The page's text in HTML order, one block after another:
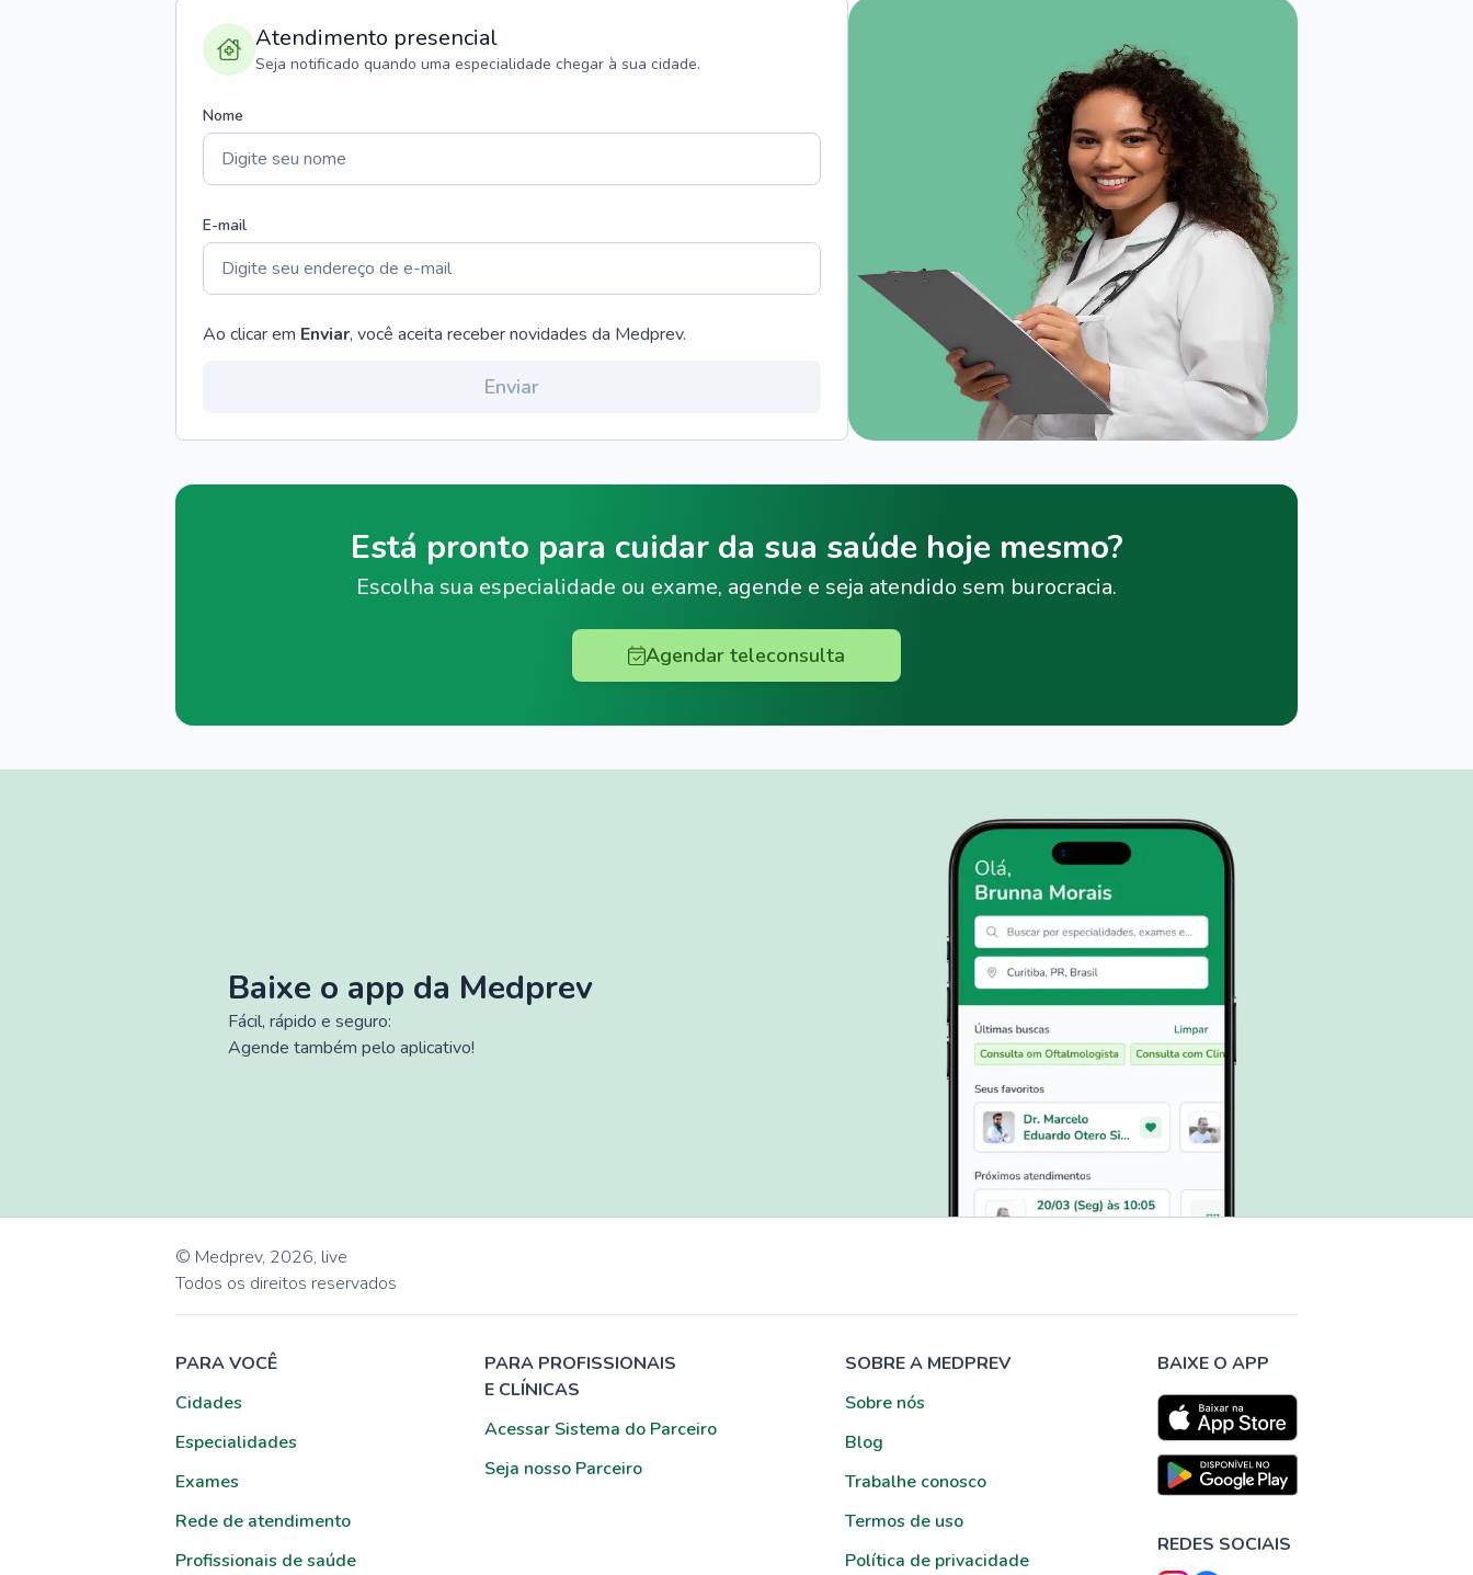
Atendimento presencial
Seja notificado quando uma especialidade chegar à sua cidade.
Nome
E-mail
Ao clicar em Enviar, você aceita receber novidades da Medprev.
Enviar
Está pronto para cuidar da sua saúde hoje mesmo?
Escolha sua especialidade ou exame, agende e seja atendido sem burocracia.
Agendar teleconsulta
Baixe o app da Medprev
Fácil, rápido e seguro:
Agende também pelo aplicativo!
© Medprev, 2026, live
Todos os direitos reservados
PARA VOCÊ
Cidades
Especialidades
Exames
Rede de atendimento
Profissionais de saúde
PARA PROFISSIONAIS
E CLÍNICAS
Acessar Sistema do Parceiro
Seja nosso Parceiro
SOBRE A MEDPREV
Sobre nós
Blog
Trabalhe conosco
Termos de uso
Política de privacidade
BAIXE O APP
REDES SOCIAIS